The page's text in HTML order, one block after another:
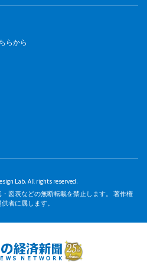
らから
Lab. All rights reserved.
図表などの無断転載を禁止します。 著作権
者に属します。